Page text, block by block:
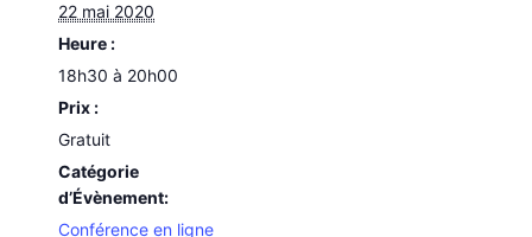
22 mai 2020
Heure :
18h30 à 20h00
Prix :
Gratuit
Catégorie
d’Évènement:
Conférence en ligne